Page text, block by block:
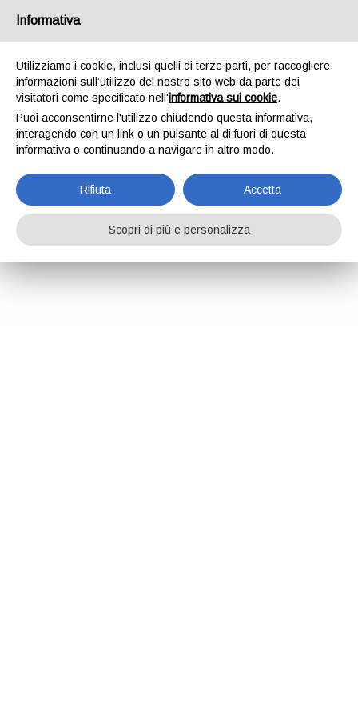
Informativa
Utilizziamo i cookie, inclusi quelli di terze parti, per raccogliere
informazioni sull’utilizzo del nostro sito web da parte dei
visitatori come specificato nell'informativa sui cookie.
Puoi acconsentirne l'utilizzo chiudendo questa informativa,
interagendo con un link o un pulsante al di fuori di questa
informativa o continuando a navigare in altro modo.
Rifiuta Accetta
Scopri di più e personalizza